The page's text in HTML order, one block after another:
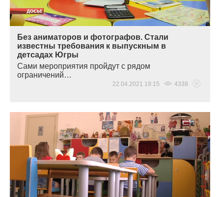
Без аниматоров и фотографов. Стали
известны требования к выпускным в
детсадах Югры
Сами мероприятия пройдут с рядом
ограничений…
22.04.2021 19:15 4338